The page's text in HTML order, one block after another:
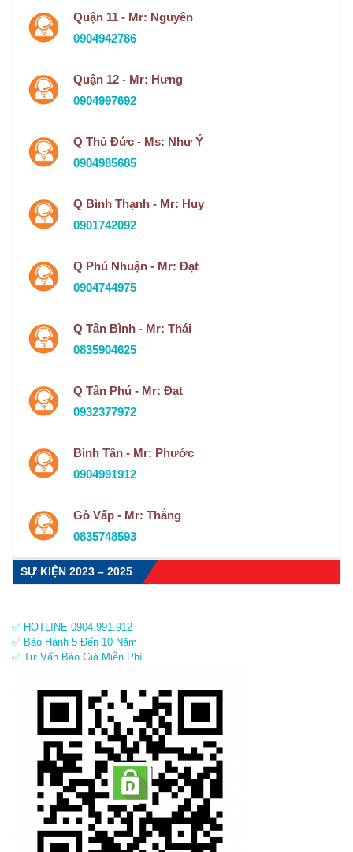
Quận 11 - Mr: Nguyên
0904942786
Quận 12 - Mr: Hưng
0904997692
Q Thủ Đức - Ms: Như Ý
0904985685
Q Bình Thạnh - Mr: Huy
0901742092
Q Phú Nhuận - Mr: Đạt
0904744975
Q Tân Bình - Mr: Thái
0835904625
Q Tân Phú - Mr: Đạt
0932377972
Bình Tân - Mr: Phước
0904991912
Gò Vấp - Mr: Thắng
0835748593
SỰ KIỆN 2023 – 2025
✅ HOTLINE 0904.991.912
✅ Bảo Hành 5 Đến 10 Năm
✅ Tư Vấn Báo Giá Miễn Phí